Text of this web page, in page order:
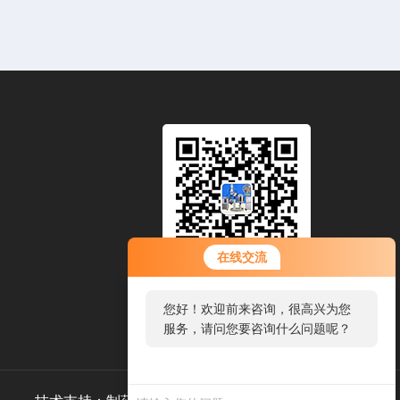
在线交流
您好！欢迎前来咨询，很高兴为您
服务，请问您要咨询什么问题呢？
扫一扫，添加微信